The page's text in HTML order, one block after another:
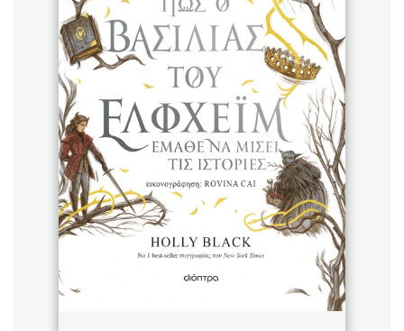
Καθρέφτης
Sebastian Fitzek
Playlist